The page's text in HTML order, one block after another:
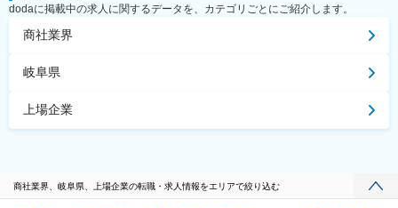
dodaに掲載中の求人に関するデータを、カテゴリごとにご紹介します。
商社業界
岐阜県
上場企業
商社業界、岐阜県、上場企業の転職・求人情報をエリアで絞り込む